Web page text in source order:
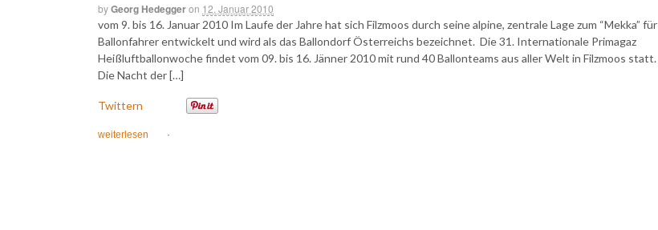
byGeorg Hedeggeron 12. Januar 2010
vom 9. bis 16. Januar 2010 Im Laufe der Jahre hat sich Filzmoos durch seine alpine, zentrale Lage zum “Mekka” für
Ballonfahrer entwickelt und wird als das Ballondorf Österreichs bezeichnet. Die 31. Internationale Primagaz
Heißluftballonwoche findet vom 09. bis 16. Jänner 2010 mit rund 40 Ballonteams aus aller Welt in Filzmoos statt.
Die Nacht der […]
Twittern
weiterlesen ·